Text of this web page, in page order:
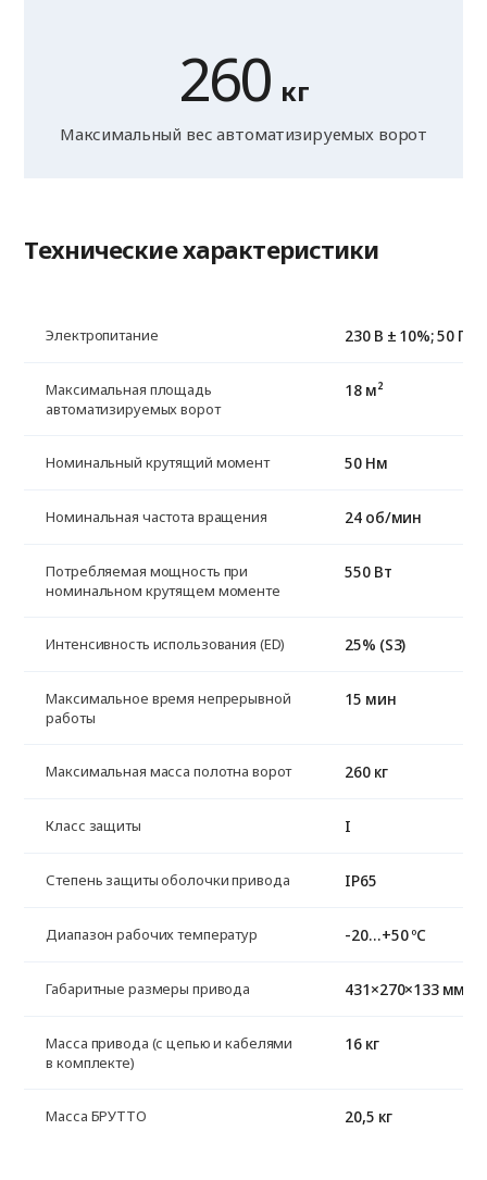
260 кг
Максимальный вес автоматизируемых ворот
Технические характеристики
Электропитание 230 В ± 10%; 50 Гц
Максимальная площадь
автоматизируемых ворот
18 м²
Номинальный крутящий момент 50 Нм
Номинальная частота вращения 24 об/мин
Потребляемая мощность при
номинальном крутящем моменте
550 Вт
Интенсивность использования (ED) 25% (S3)
Максимальное время непрерывной
работы
15 мин
Максимальная масса полотна ворот 260 кг
Класс защиты I
Степень защиты оболочки привода IP65
Диапазон рабочих температур -20…+50 ºС
Габаритные размеры привода 431×270×133 мм
Масса привода (с цепью и кабелями
в комплекте)
16 кг
Масса БРУТТО 20,5 кг